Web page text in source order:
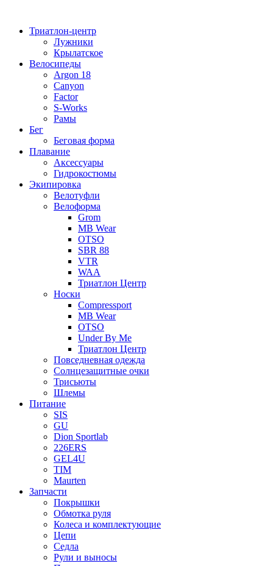
содержимому
Триатлон-центр
Лужники
Крылатское
Велосипеды
Argon 18
Canyon
Factor
S-Works
Рамы
Бег
Беговая форма
Плавание
Аксессуары
Гидрокостюмы
Экипировка
Велотуфли
Велоформа
Grom
MB Wear
OTSO
SBR 88
VTR
WAA
Триатлон Центр
Носки
Compressport
MB Wear
OTSO
Under By Me
Триатлон Центр
Повседневная одежда
Солнцезащитные очки
Трисьюты
Шлемы
Питание
SIS
GU
Dion Sportlab
226ERS
GEL4U
TIM
Maurten
Запчасти
Покрышки
Обмотка руля
Колеса и комплектующие
Цепи
Седла
Рули и выносы